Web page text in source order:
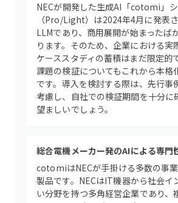
NECが開発した生成AI「cotomi」
（Pro/Light）は2024年4月に発表
LLMであり、商用展開が始まったば
ります。そのため、企業における実
ケーススタディの蓄積はまだ限定的
課題の検証についてもこれから本格
です。導入を検討する際は、先行事
考慮し、自社での検証期間を十分に
望ましいでしょう。
総合電機メーカー発のAIによる専門
cotomiはNECが手掛ける多数の事
製品です。NECはIT機器から社会イ
い分野を持つ多角経営企業であり、